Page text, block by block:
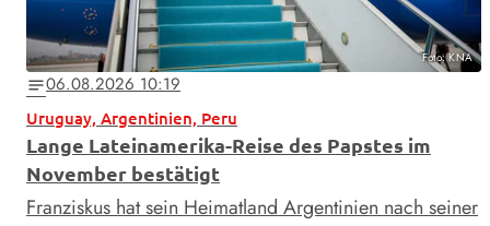
Foto: KNA
notes06.08.2026 10:19
Uruguay, Argentinien, Peru
Lange Lateinamerika-Reise des Papstes im
November bestätigt
Franziskus hat sein Heimatland Argentinien nach seiner